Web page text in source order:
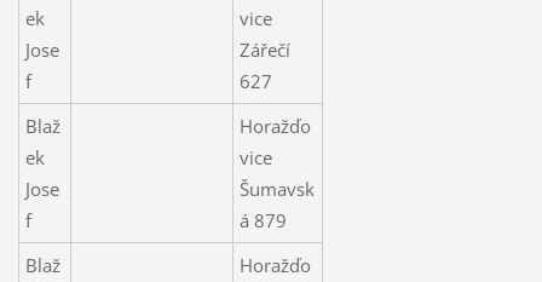
ek
Jose
f
vice
Zářečí
627
Blaž
ek
Jose
f
Horažďo
vice
Šumavsk
á 879
Blaž
Horažďo